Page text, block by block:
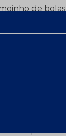
de
pode
e o aço dos
de ferro na
de hidróxidos
Chapada
ensaios de
de perdas